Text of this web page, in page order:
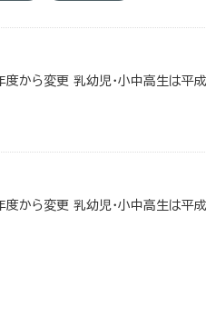
から変更 乳幼児・小中高生は平
から変更 乳幼児・小中高生は平